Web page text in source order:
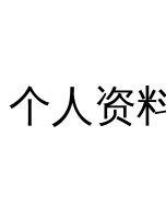
个人资